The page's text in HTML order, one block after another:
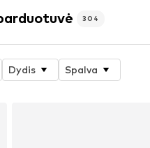
304
Dydis Spalva